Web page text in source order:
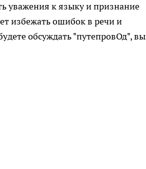
уважения к языку и признание
избежать ошибок в речи и
обсуждать "путепровОд", вы